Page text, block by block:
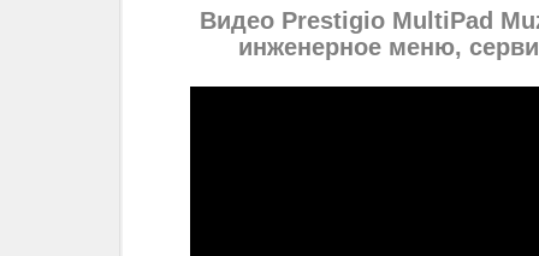
Видео Prestigio MultiPad
инженерное меню,